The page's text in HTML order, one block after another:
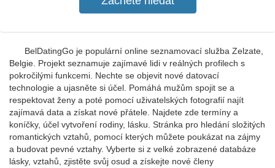
BelDatingGo je populární online seznamovací služba Zelzate,
Belgie. Projekt seznamuje zajímavé lidi v reálných profilech s
pokročilými funkcemi. Nechte se objevit nové datovací
technologie a ujasněte si účel. Pomáhá mužům spojit se a
respektovat ženy a poté pomocí uživatelských fotografií najít
zajímavá data a získat nové přátele. Najdete zde termíny a
koníčky, účel vytvoření rodiny, lásku. Stránka pro hledání složitých
romantických vztahů, pomocí kterých můžete poukázat na zájmy
a budovat pevné vztahy. Vyberte si z velké zobrazené databáze
lásky, vztahů, zjistěte svůj osud a získejte nové členy